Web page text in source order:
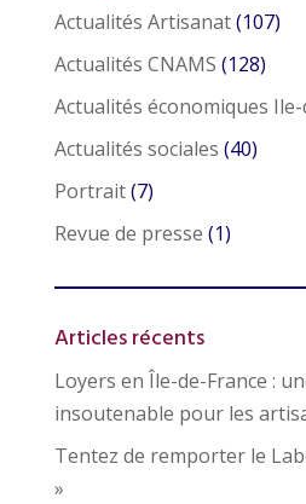
Actualités Artisanat(107)
Actualités CNAMS (128)
Actualités économiques Ile-
Actualités sociales (40)
Portrait(7)
Revue de presse (1)
Articles récents
Loyers en Île-de-France :
insoutenable pour les
Tentez de remporter le
»